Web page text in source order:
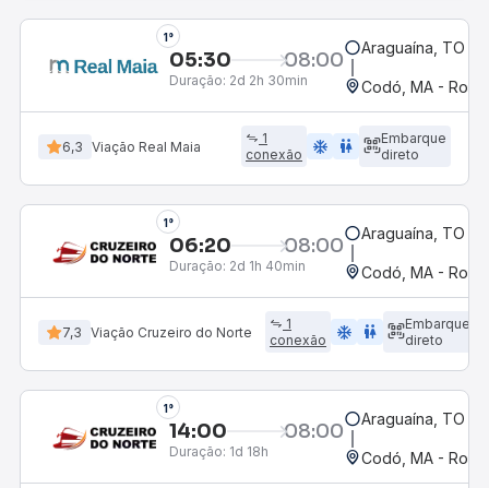
1°
05:30 08:00
Duração: 2d 2h 30min
Araguaína, TO
Codó, MA -
6,3 Viação Real Maia
1
conexão
ac_unit wc
Embarque
direto
1°
06:20 08:00
Duração: 2d 1h 40min
Araguaína, TO
Codó, MA -
7,3 Viação Cruzeiro do Norte
1
conexão
ac_unit wc
Embarque
direto
1°
14:00 08:00
Duração: 1d 18h
Araguaína, TO
Codó, MA -